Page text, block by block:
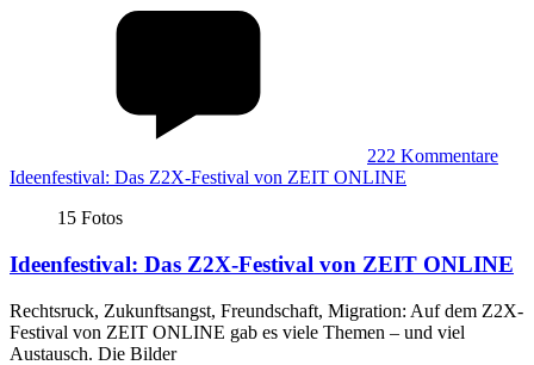
222 Kommentare
Ideenfestival: Das Z2X-Festival von ZEIT ONLINE
15 Fotos
Ideenfestival: Das Z2X-Festival von ZEIT ONLINE
Rechtsruck, Zukunftsangst, Freundschaft, Migration: Auf dem Z2X-
Festival von ZEIT ONLINE gab es viele Themen – und viel
Austausch. Die Bilder